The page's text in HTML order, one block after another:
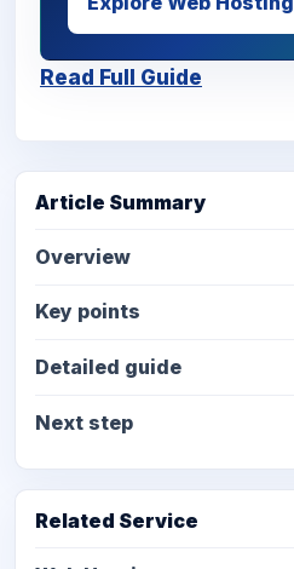
Read Full Guide
Article Summary
Overview
Key points
Detailed guide
Next step
Related Service